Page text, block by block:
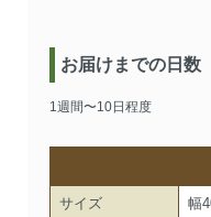
お届けまでの日数
1週間〜10日程度
サイズ 幅